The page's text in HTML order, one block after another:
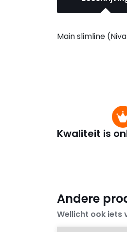
Main slimline
Kwaliteit is
Andere
Wellicht ook iets